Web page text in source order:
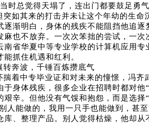
时总觉得天塌了，连出门都要鼓足勇
突如其来的打击并未让这个年幼的生
逐渐明白，身体的残疾不能阻挡他追
麻也不放弃。一次次笨拙的尝试，一
南省华夏中等专业学校的计算机应用
能抓住机遇和红利。
转奔波，千锤百炼攒底气
揣着中专毕业证和对未来的憧憬，冯
于身体残疾，很多企业在招聘时都对
艰辛。但他没有气馁和抱怨，而是选择
人能做的，我用一只手也能做到，甚
库、整理产品。别人觉得枯燥，他却